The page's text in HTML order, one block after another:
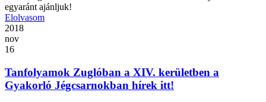
egyaránt ajánljuk!
Elolvasom
2018
nov
16
Tanfolyamok Zuglóban a XIV. kerületben a
Gyakorló Jégcsarnokban hírek itt!